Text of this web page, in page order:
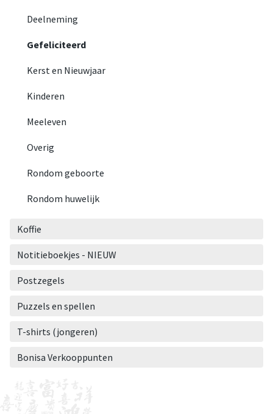
Deelneming
Gefeliciteerd
Kerst en Nieuwjaar
Kinderen
Meeleven
Overig
Rondom geboorte
Rondom huwelijk
Koffie
Notitieboekjes - NIEUW
Postzegels
Puzzels en spellen
T-shirts (jongeren)
Bonisa Verkooppunten